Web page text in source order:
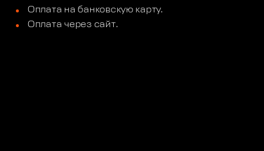
Оплата на банковскую карту.
Оплата через сайт.